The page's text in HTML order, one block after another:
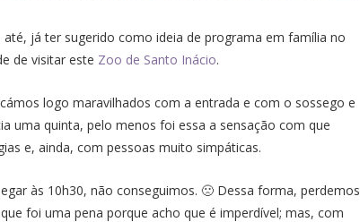
já ter sugerido como ideia de programa em família no
de visitar este Zoo de Santo Inácio.
logo maravilhados com a entrada e com o sossego e
uma quinta, pelo menos foi essa a sensação com que
e, ainda, com pessoas muito simpáticas.
às 10h30, não conseguimos. 🙁 Dessa forma, perdemos
foi uma pena porque acho que é imperdível; mas, com